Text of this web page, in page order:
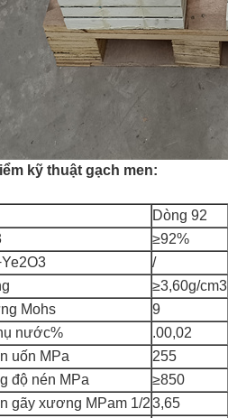
kỹ thuật gạch men:
Dòng 92
≥92%
/
≥3,60g/cm3
Mohs
9
nước%
.00,02
uốn MPa
255
độ nén MPa
≥850
gãy xương MPam 1/23,65